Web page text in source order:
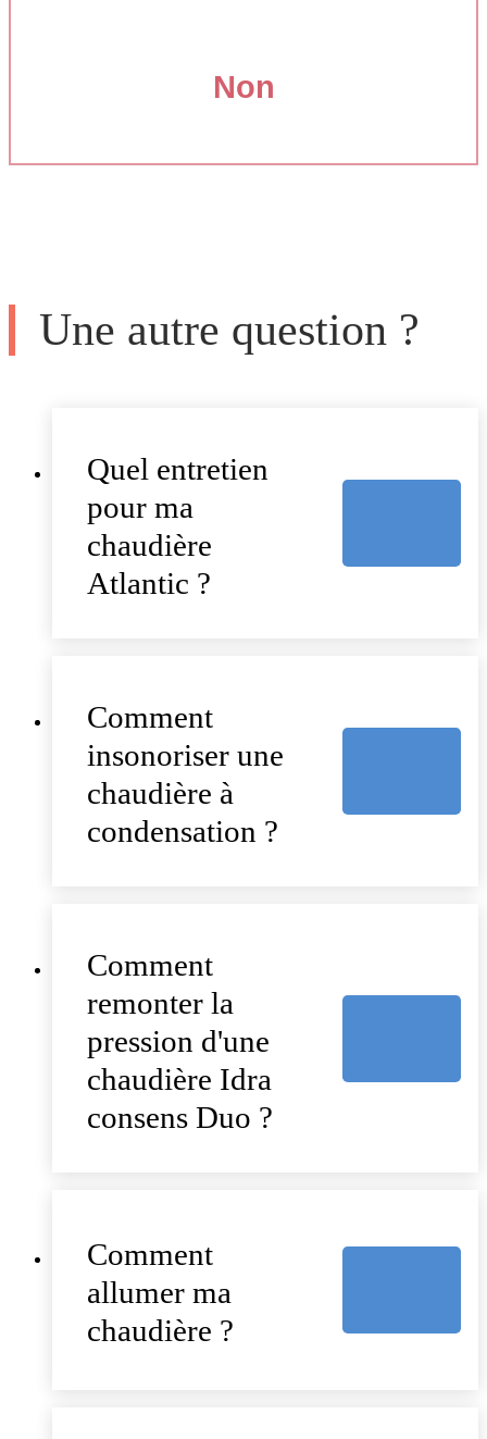
Non
Une autre question ?
Quel entretien
pour ma
chaudière
Atlantic ?
Comment
insonoriser une
chaudière à
condensation ?
Comment
remonter la
pression d'une
chaudière Idra
consens Duo ?
Comment
allumer ma
chaudière ?